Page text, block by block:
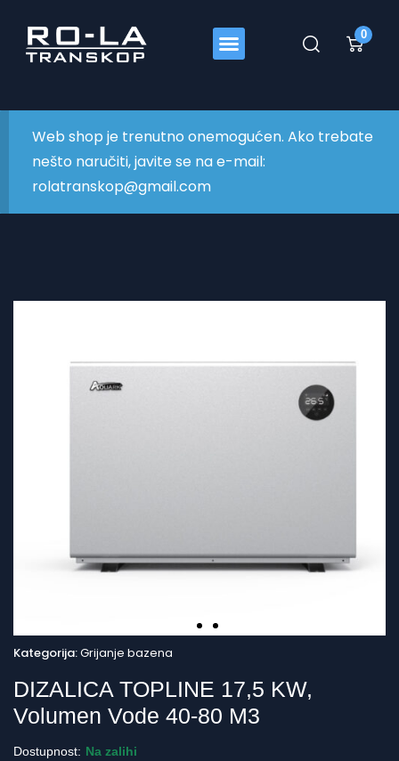
0
Web shop je trenutno onemogućen. Ako trebate
nešto naručiti, javite se na e-mail:
rolatranskop@gmail.com
Kategorija:Grijanje bazena
DIZALICA TOPLINE 17,5 KW,
Volumen Vode 40-80 M3
Dostupnost: Na zalihi